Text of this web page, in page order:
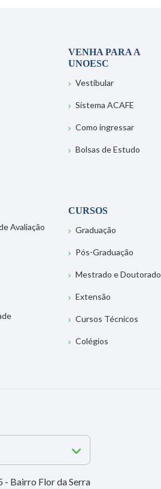
Avaliação
VENHA PARA A
UNOESC
Vestibular
Sistema ACAFE
Como ingressar
Bolsas de Estudo
CURSOS
Graduação
Pós-Graduação
Mestrado e Doutorado
Extensão
Cursos Técnicos
Colégios
- Bairro Flor da Serra